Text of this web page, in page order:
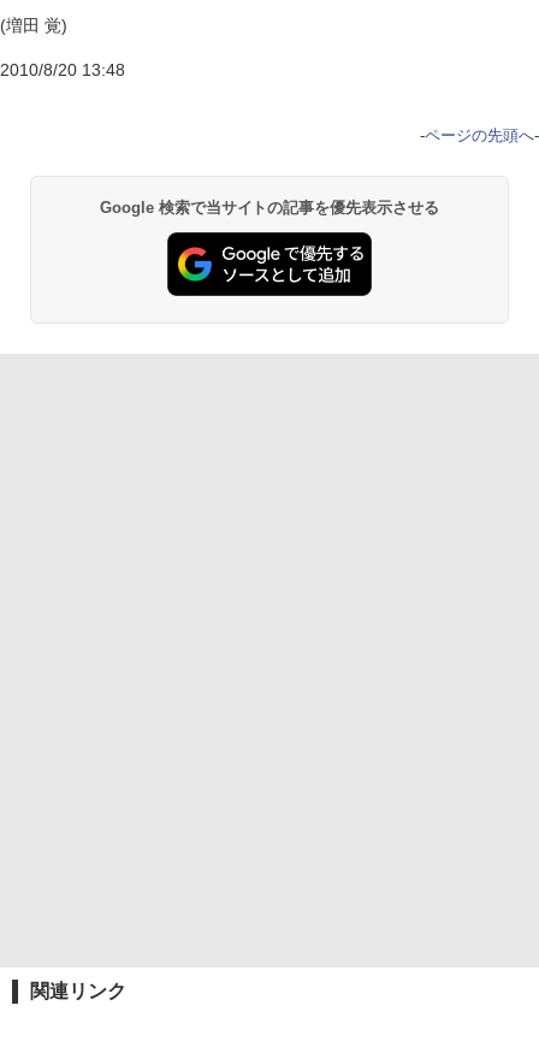
(増田 覚)
2010/8/20 13:48
-ページの先頭へ-
Google 検索で当サイトの記事を優先表示させる
関連リンク